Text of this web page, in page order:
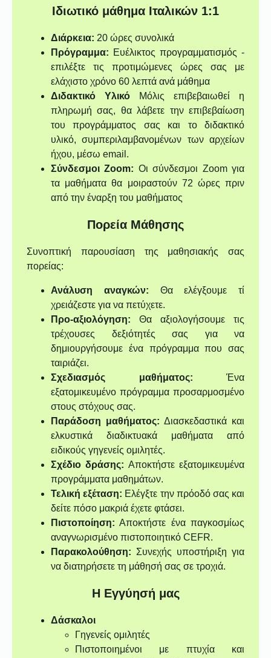
Ιδιωτικό μάθημα Ιταλικών 1:1
Διάρκεια: 20 ώρες συνολικά
Πρόγραμμα: Ευέλικτος προγραμματισμός -
επιλέξτε τις προτιμώμενες ώρες σας με
ελάχιστο χρόνο 60 λεπτά ανά μάθημα
Διδακτικό Υλικό Μόλις επιβεβαιωθεί η
πληρωμή σας, θα λάβετε την επιβεβαίωση
του προγράμματος σας και το διδακτικό
υλικό, συμπεριλαμβανομένων των αρχείων
ήχου, μέσω email.
Σύνδεσμοι Zoom: Οι σύνδεσμοι Zoom για
τα μαθήματα θα μοιραστούν 72 ώρες πριν
από την έναρξη του μαθήματος
Πορεία Μάθησης
Συνοπτική παρουσίαση της μαθησιακής σας
πορείας:
Ανάλυση αναγκών: Θα ελέγξουμε τί
χρειάζεστε για να πετύχετε.
Προ-αξιολόγηση: Θα αξιολογήσουμε τις
τρέχουσες δεξιότητές σας για να
δημιουργήσουμε ένα πρόγραμμα που σας
ταιριάζει.
Σχεδιασμός μαθήματος: Ένα
εξατομικευμένο πρόγραμμα προσαρμοσμένο
στους στόχους σας.
Παράδοση μαθήματος: Διασκεδαστικά και
ελκυστικά διαδικτυακά μαθήματα από
ειδικούς γηγενείς ομιλητές.
Σχέδιο δράσης: Αποκτήστε εξατομικευμένα
προγράμματα μαθημάτων.
Τελική εξέταση: Ελέγξτε την πρόοδό σας και
δείτε πόσο μακριά έχετε φτάσει.
Πιστοποίηση: Αποκτήστε ένα παγκοσμίως
αναγνωρισμένο πιστοποιητικό CEFR.
Παρακολούθηση: Συνεχής υποστήριξη για
να διατηρήσετε τη μάθησή σας σε τροχιά.
Η Εγγύησή μας
Δάσκαλοι
Γηγενείς ομιλητές
Πιστοποιημένοι με πτυχία και